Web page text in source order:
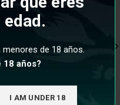
de 18 años.
18 años?
I AM UNDER 18